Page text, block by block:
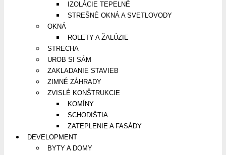
IZOLÁCIE TEPELNÉ
STREŠNÉ OKNÁ A SVETLOVODY
OKNÁ
ROLETY A ŽALÚZIE
STRECHA
UROB SI SÁM
ZAKLADANIE STAVIEB
ZIMNÉ ZÁHRADY
ZVISLÉ KONŠTRUKCIE
KOMÍNY
SCHODIŠTIA
ZATEPLENIE A FASÁDY
DEVELOPMENT
BYTY A DOMY